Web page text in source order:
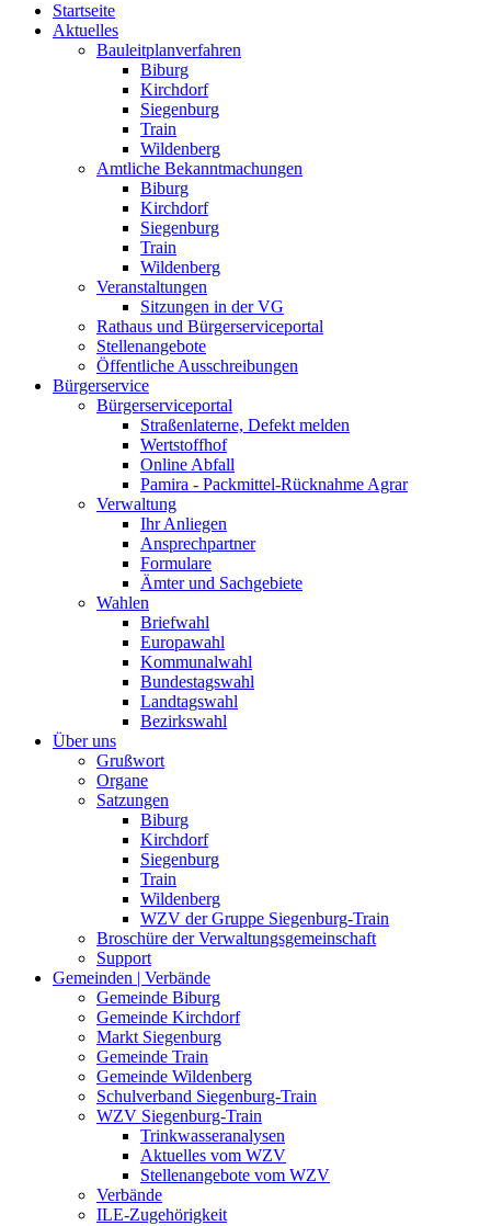
Startseite
Aktuelles
Bauleitplanverfahren
Biburg
Kirchdorf
Siegenburg
Train
Wildenberg
Amtliche Bekanntmachungen
Biburg
Kirchdorf
Siegenburg
Train
Wildenberg
Veranstaltungen
Sitzungen in der VG
Rathaus und Bürgerserviceportal
Stellenangebote
Öffentliche Ausschreibungen
Bürgerservice
Bürgerserviceportal
Straßenlaterne, Defekt melden
Wertstoffhof
Online Abfall
Pamira - Packmittel-Rücknahme Agrar
Verwaltung
Ihr Anliegen
Ansprechpartner
Formulare
Ämter und Sachgebiete
Wahlen
Briefwahl
Europawahl
Kommunalwahl
Bundestagswahl
Landtagswahl
Bezirkswahl
Über uns
Grußwort
Organe
Satzungen
Biburg
Kirchdorf
Siegenburg
Train
Wildenberg
WZV der Gruppe Siegenburg-Train
Broschüre der Verwaltungsgemeinschaft
Support
Gemeinden | Verbände
Gemeinde Biburg
Gemeinde Kirchdorf
Markt Siegenburg
Gemeinde Train
Gemeinde Wildenberg
Schulverband Siegenburg-Train
WZV Siegenburg-Train
Trinkwasseranalysen
Aktuelles vom WZV
Stellenangebote vom WZV
Verbände
ILE-Zugehörigkeit